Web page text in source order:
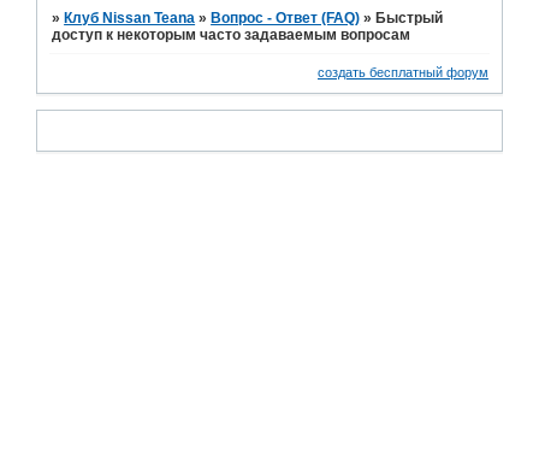
» Клуб Nissan Teana » Вопрос - Ответ (FAQ) » Быстрый
доступ к некоторым часто задаваемым вопросам
создать бесплатный форум